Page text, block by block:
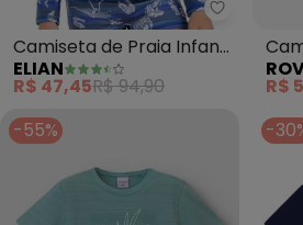
Elian -
Camiseta de Praia Infantil
Estampada Elian (Azul)
ELIAN
R$ 47,45R$ 94,90 R$
-55%
-